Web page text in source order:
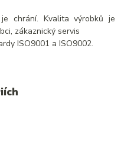
chrání. Kvalita výrobků je
zákaznický servis
ISO9001 a ISO9002.